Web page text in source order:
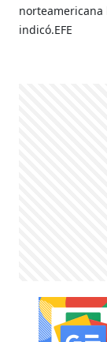
indicó.EFE